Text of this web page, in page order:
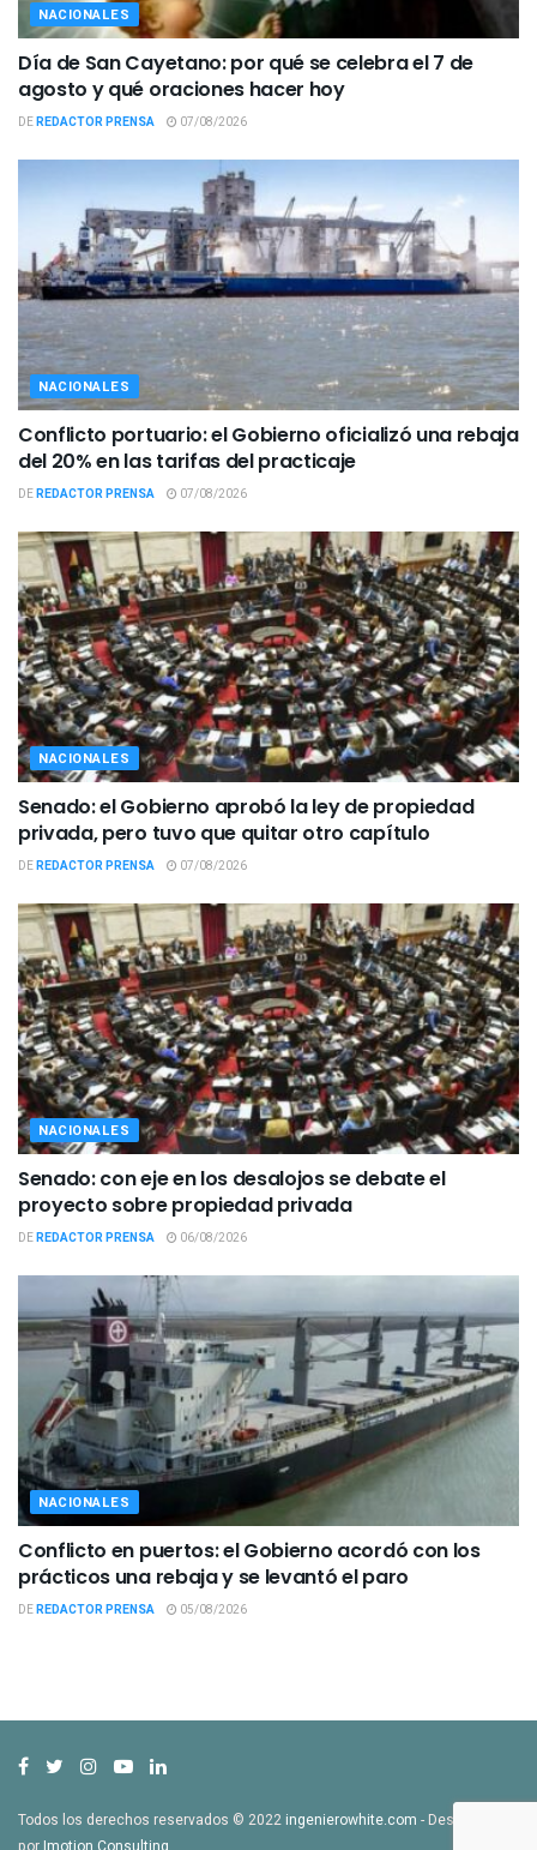
NACIONALES
Día de San Cayetano: por qué se celebra el 7 de
agosto y qué oraciones hacer hoy
DEREDACTOR PRENSA 07/08/2026
NACIONALES
Conflicto portuario: el Gobierno oficializó una rebaja
del 20% en las tarifas del practicaje
DEREDACTOR PRENSA 07/08/2026
NACIONALES
Senado: el Gobierno aprobó la ley de propiedad
privada, pero tuvo que quitar otro capítulo
DEREDACTOR PRENSA 07/08/2026
NACIONALES
Senado: con eje en los desalojos se debate el
proyecto sobre propiedad privada
DEREDACTOR PRENSA 06/08/2026
NACIONALES
Conflicto en puertos: el Gobierno acordó con los
prácticos una rebaja y se levantó el paro
DEREDACTOR PRENSA 05/08/2026
Todos los derechos reservados © 2022ingenierowhite.com - Desarrollado